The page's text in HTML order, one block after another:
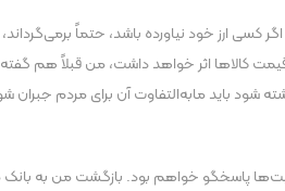
کسی ارز خود نیاورده باشد، حتماً
کالاها اثر خواهد داشت، من قبلاً هم
شود باید مابه‌التفاوت آن برای مردم جبران
پاسخگو خواهم بود. بازگشت من به بانک